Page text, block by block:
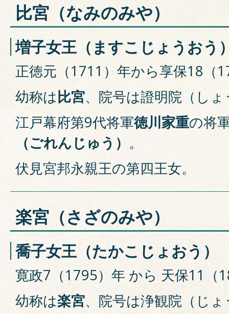
比宮（なみのみや）
増子女王（ますこじょうおう
正徳元（1711）年から享保18（
幼称は比宮、院号は證明院（し
江戸幕府第9代将軍徳川家重の将
（ごれんじゅう） 。
伏見宮邦永親王の第四王女。
楽宮（さざのみや）
喬子女王（たかこじょおう）
寛政7（1795）年 から 天保11（
幼称は楽宮、院号は浄観院（じ